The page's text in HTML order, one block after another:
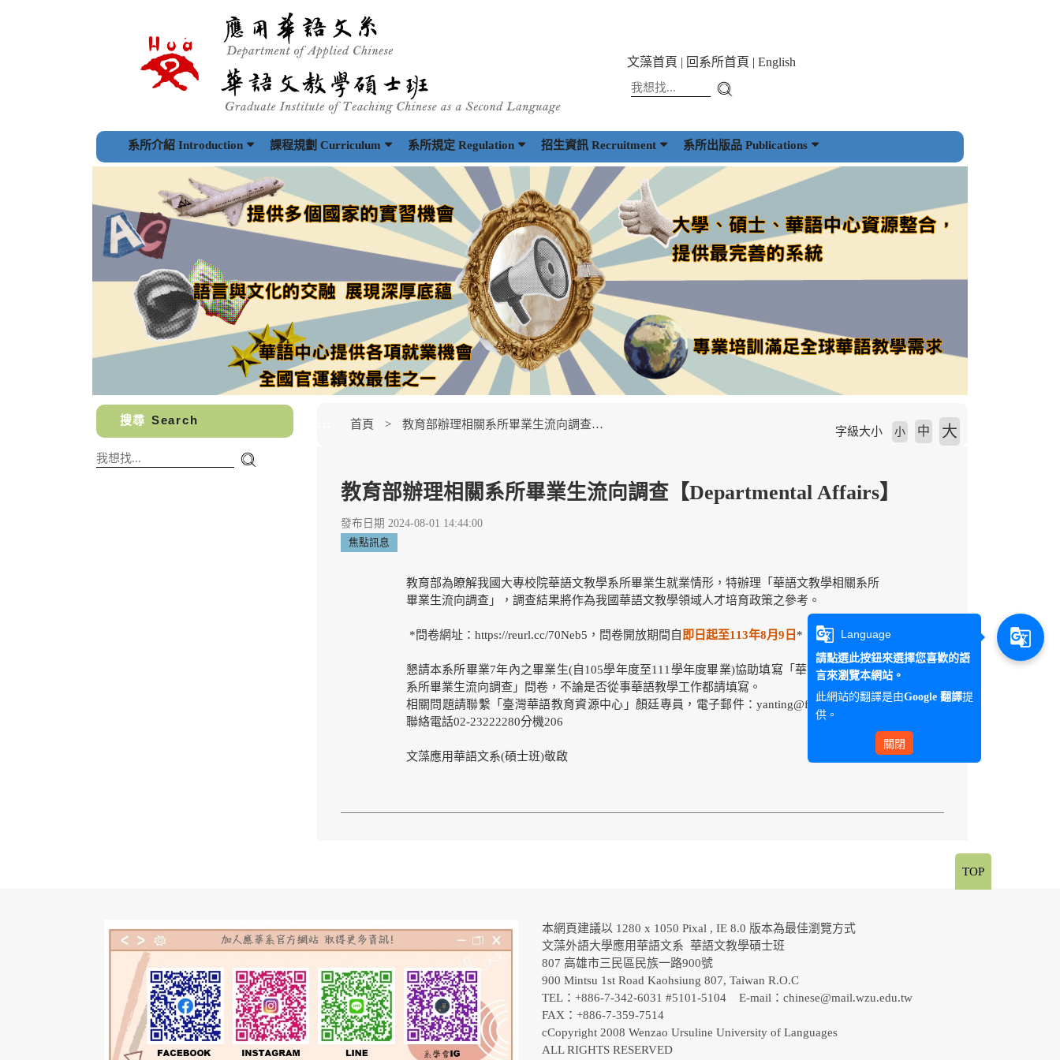
文藻首頁 回系所首頁 English
系所介紹 Introduction 課程規劃 Curriculum 系所規定 Regulation 招生資訊 Recruitment 系所出版品 Publications
搜尋 Search 首頁 教育部辦理相關系所畢業生流向調查【Departmental Affairs】
字級大小 小 中 大
教育部辦理相關系所畢業生流向調查【Departmental Affairs】
發布日期 2024-08-01 14:44:00
焦點訊息
教育部為瞭解我國大專校院華語文教學系所畢業生就業情形，特辦理「華語文教學相關系所
畢業生流向調查」，調查結果將作為我國華語文教學領域人才培育政策之參考。
*問卷網址： https://reurl.cc/70Neb5 ，問卷開放期間自 即日起至113年8月9日 * 。
懇請本系所畢業7年內之畢業生(自105學年度至111學年度畢業)協助填寫「華語文教學相關
系所畢業生流向調查」問卷，不論是否從事華語教學工作都請填寫。
相關問題請聯繫「臺灣華語教育資源中心」顏廷專員，電子郵件：yanting@fichet.org.tw；
聯絡電話02-23222280分機206
文藻應用華語文系(碩士班)敬啟
本網頁建議以 1280 x 1050 Pixal , IE 8.0 版本為最佳瀏覽方式
文藻外語大學應用華語文系 華語文教學碩士班
807 高雄市三民區民族一路900號
900 Mintsu 1st Road Kaohsiung 807, Taiwan R.O.C
TEL：+886-7-342-6031 #5101-5104 E-mail： chinese@mail.wzu.edu.tw
FAX：+886-7-359-7514
cCopyright 2008 Wenzao Ursuline University of Languages
ALL RIGHTS RESERVED
TOP
g_translate Language
請點選此按鈕來選擇您喜歡的語
言來瀏覽本網站。
此網站的翻譯是由Google 翻譯提
供。
關閉
g_translate